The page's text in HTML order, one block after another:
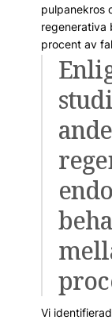
pulpanekros
regenerativa
procent av
Vi